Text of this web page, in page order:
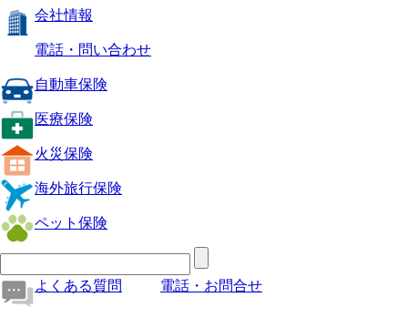
会社情報
電話・問い合わせ
自動車保険
医療保険
火災保険
海外旅行保険
ペット保険
よくある質問 電話・お問合せ